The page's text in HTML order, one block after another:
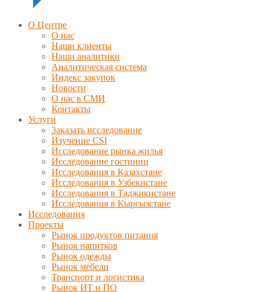
О Центре
О нас
Наши клиенты
Наши аналитики
Аналитическая система
Индекс закупок
Новости
О нас в СМИ
Контакты
Услуги
Заказать исследование
Изучение CSI
Исследование рынка жилья
Исследование гостиниц
Исследования в Казахстане
Исследования в Узбекистане
Исследования в Таджикистане
Исследования в Кыргызстане
Исследования
Проекты
Рынок продуктов питания
Рынок напитков
Рынок одежды
Рынок мебели
Транспорт и логистика
Рынок ИТ и ПО